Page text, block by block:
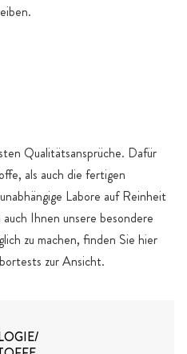
Qualitätsansprüche. Dafür
als auch die fertigen
Labore auf Reinheit
Ihnen unsere besondere
zu machen, finden Sie hier
zur Ansicht.